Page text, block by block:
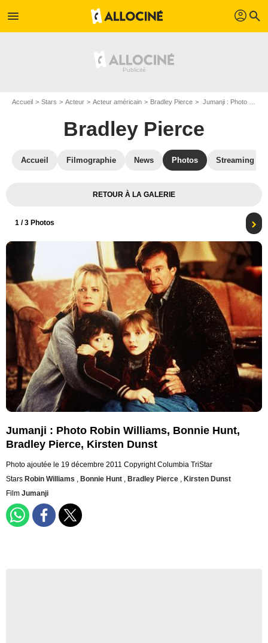
menu profil search
Accueil Stars Acteur Acteur américain Bradley Pierce Jumanji : Photo Robin Williams, Bonnie Hunt, Bradley Pierce, Kirsten Dunst
Bradley Pierce
Accueil Filmographie News Photos Streaming
RETOUR À LA GALERIE
1 / 3 Photos
Jumanji : Photo Robin Williams, Bonnie Hunt,
Bradley Pierce, Kirsten Dunst
Photo ajoutée le 19 décembre 2011 Copyright Columbia TriStar
Stars Robin Williams , Bonnie Hunt , Bradley Pierce , Kirsten Dunst
Film Jumanji